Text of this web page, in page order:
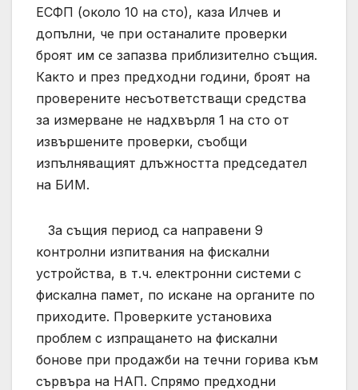
ЕСФП (около 10 на сто), каза Илчев и
допълни, че при останалите проверки
броят им се запазва приблизително същия.
Както и през предходни години, броят на
проверените несъответстващи средства
за измерване не надхвърля 1 на сто от
извършените проверки, съобщи
изпълняващият длъжността председател
на БИМ.
За същия период са направени 9
контролни изпитвания на фискални
устройства, в т.ч. електронни системи с
фискална памет, по искане на органите по
приходите. Проверките установиха
проблем с изпращането на фискални
бонове при продажби на течни горива към
сървъра на НАП. Спрямо предходни